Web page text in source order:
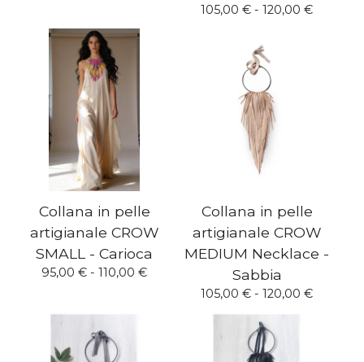
105,00 € - 120,00 €
Collana in pelle
artigianale CROW
SMALL - Carioca
95,00 € - 110,00 €
Collana in pelle
artigianale CROW
MEDIUM Necklace -
Sabbia
105,00 € - 120,00 €